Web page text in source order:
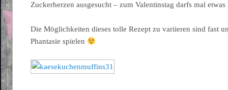
Zuckerherzen ausgesucht – zum Valentinstag darfs mal
Die Möglichkeiten dieses tolle Rezept zu variieren sind fast
Phantasie spielen